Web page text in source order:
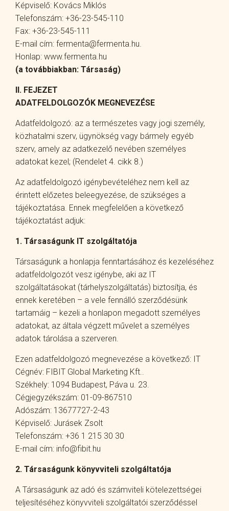
Képviselő: Kovács Miklós
Telefonszám: +36-23-545-110
Fax: +36-23-545-111
E-mail cím: fermenta@fermenta.hu.
Honlap: www.fermenta.hu
(a továbbiakban: Társaság)
II. FEJEZET
ADATFELDOLGOZÓK MEGNEVEZÉSE
Adatfeldolgozó: az a természetes vagy jogi személy,
közhatalmi szerv, ügynökség vagy bármely egyéb
szerv, amely az adatkezelő nevében személyes
adatokat kezel; (Rendelet 4. cikk 8.)
Az adatfeldolgozó igénybevételéhez nem kell az
érintett előzetes beleegyezése, de szükséges a
tájékoztatása. Ennek megfelelően a következő
tájékoztatást adjuk:
1. Társaságunk IT szolgáltatója
Társaságunk a honlapja fenntartásához és kezeléséhez
adatfeldolgozót vesz igénybe, aki az IT
szolgáltatásokat (tárhelyszolgáltatás) biztosítja, és
ennek keretében – a vele fennálló szerződésünk
tartamáig – kezeli a honlapon megadott személyes
adatokat, az általa végzett művelet a személyes
adatok tárolása a szerveren.
Ezen adatfeldolgozó megnevezése a következő: IT
Cégnév: FIBIT Global Marketing Kft..
Székhely: 1094 Budapest, Páva u. 23.
Cégjegyzékszám: 01-09-867510
Adószám: 13677727-2-43
Képviselő: Jurásek Zsolt
Telefonszám: +36 1 215 30 30
E-mail cím: info@fibit.hu
2. Társaságunk könyvviteli szolgáltatója
A Társaságunk az adó és számviteli kötelezettségei
teljesítéséhez könyvviteli szolgáltatói szerződéssel